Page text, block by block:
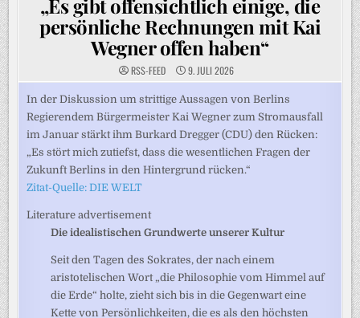
„Es gibt offensichtlich einige, die
persönliche Rechnungen mit Kai
Wegner offen haben“
RSS-FEED 9. JULI 2026
In der Diskussion um strittige Aussagen von Berlins
Regierendem Bürgermeister Kai Wegner zum Stromausfall
im Januar stärkt ihm Burkard Dregger (CDU) den Rücken:
„Es stört mich zutiefst, dass die wesentlichen Fragen der
Zukunft Berlins in den Hintergrund rücken.“
Zitat-Quelle: DIE WELT
Literature advertisement
Die idealistischen Grundwerte unserer Kultur
Seit den Tagen des Sokrates, der nach einem
aristotelischen Wort „die Philosophie vom Himmel auf
die Erde“ holte, zieht sich bis in die Gegenwart eine
Kette von Persönlichkeiten, die es als den höchsten